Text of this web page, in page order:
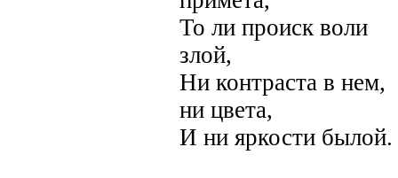
То ли происк воли
злой,
Ни контраста в нем,
ни цвета,
И ни яркости былой.